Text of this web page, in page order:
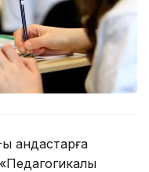
қандастарға